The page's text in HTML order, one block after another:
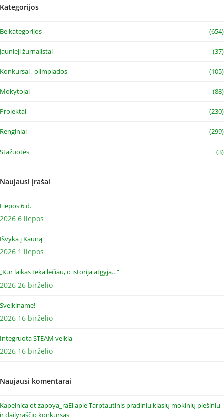
Kategorijos
Be kategorijos (654)
Jaunieji žurnalistai (37)
Konkursai , olimpiados (105)
Mokytojai (88)
Projektai (230)
Renginiai (299)
Stažuotės (3)
Naujausi įrašai
Liepos 6 d.
2026 6 liepos
Išvyka į Kauną
2026 1 liepos
„Kur laikas teka lėčiau, o istorija atgyja…“
2026 26 birželio
Sveikiname!
2026 16 birželio
Integruota STEAM veikla
2026 16 birželio
Naujausi komentarai
Kapelnica ot zapoya_raElapieTarptautinis pradinių klasių mokinių piešinių
ir dailyraščio konkursas